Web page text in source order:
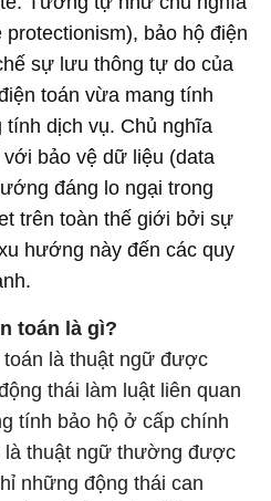
bảo hộ điện
sự lưu thông tự do của
toán vừa mang tính
tính dịch vụ. Chủ nghĩa
bảo vệ dữ liệu (data
đáng lo ngại trong
trên toàn thế giới bởi sự
hướng này đến các quy
toán là gì?
là thuật ngữ được
thái làm luật liên quan
tính bảo hộ ở cấp chính
là thuật ngữ thường được
những động thái can